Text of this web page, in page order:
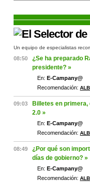
Un equipo de especialistas
08:50
¿Se ha preparado
presidente? »
En: E-Campany@
Recomendación:
09:03
Billetes en
2.0 »
En: E-Campany@
Recomendación:
08:49
¿Por qué son
días de gobierno? »
En: E-Campany@
Recomendación: